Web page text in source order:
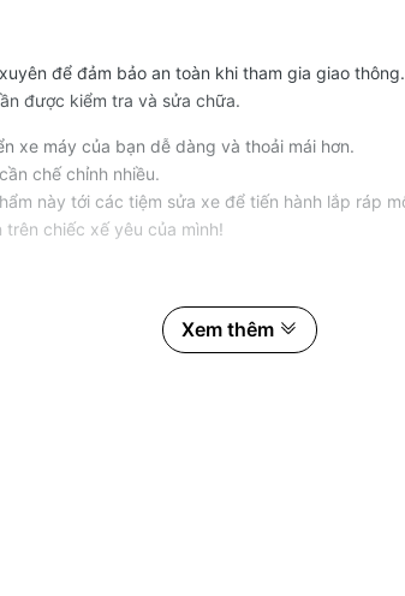
để đảm bảo an toàn khi tham gia giao
được kiểm tra và sửa chữa.
xe máy của bạn dễ dàng và thoải mái hơn.
chế chỉnh nhiều.
này tới các tiệm sửa xe để tiến hành lắp ráp
chiếc xế yêu của mình!
Xem thêm